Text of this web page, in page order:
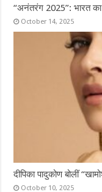
“अनंतरंग 2025”: भारत का
October 14, 2025
दीपिका पादुकोण बोलीं
October 10, 2025